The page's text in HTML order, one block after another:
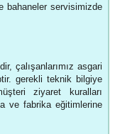
bahaneler servisimizde
çalışanlarımız asgari
gerekli teknik bilgiye
ziyaret kuralları
ve fabrika eğitimlerine